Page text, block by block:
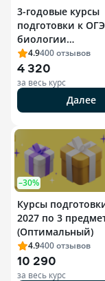
3-годовые курсы
подготовки к
биологии
(Оптимальный)
4.9400отзывов
4 320
за весь курс
Далее
–30%
Курсы
2027 по 3
(Оптимальный)
4.9400отзывов
10 290
за весь курс